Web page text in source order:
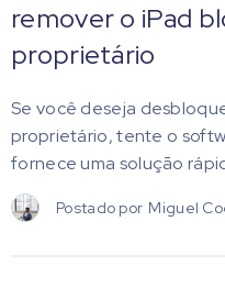
remover o iPad
proprietário
Se você deseja
proprietário, tente o
fornece uma solução
Postado por Miguel